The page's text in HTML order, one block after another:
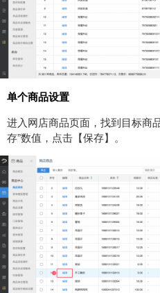
单个商品设置
进入网店商品页面，找到目标商
存”数值，点击【保存】。